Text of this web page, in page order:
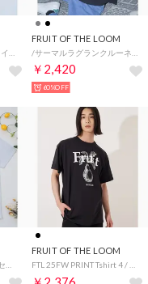
FRUIT OF THE LOOM
￥2,420
60%OFF
FTL Print T-shirt F / ユニセックス / ジェンダーレス / 韓国ファッション / 半袖Tシャツ / プリントTシャツ （グレー）
FRUIT OF THE LOOM
FTL 25FW PRINT Tshirt 4 / ユニセックス / ジェンダーレス / 韓国ファッション / 半袖Tシャツ / プリントTシャツ （洋ナシ）